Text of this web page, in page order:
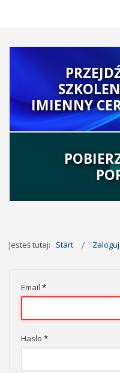
IMIENNY
Jesteś tutaj: Start
Email *
Hasło *